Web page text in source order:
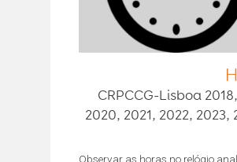
CRPCCG-Lisboa
2020, 2021, 2022, 2023,
Observar as horas no relógio